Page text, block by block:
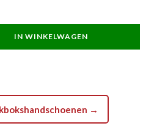
IN WINKELWAGEN
→